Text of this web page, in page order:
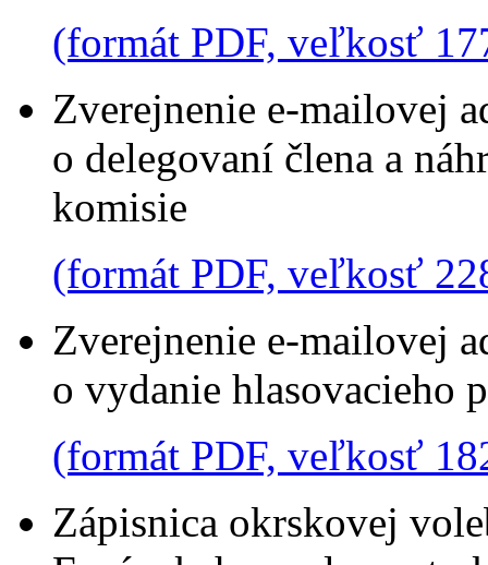
(formát PDF, veľkosť
Zverejnenie e-mailovej
o delegovaní člena a
komisie
(formát PDF, veľkosť
Zverejnenie e-mailovej
o vydanie hlasovacieho
(formát PDF, veľkosť
Zápisnica okrskovej